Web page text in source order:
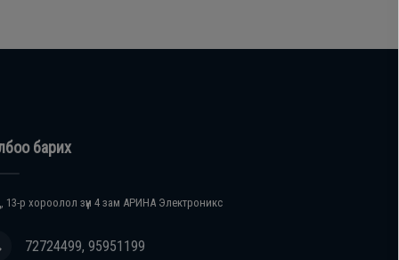
барих
13-р хороолол зүүн 4 зам АРИНА Электроникс
72724499, 95951199